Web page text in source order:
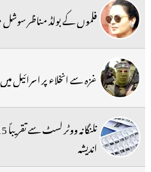
فلموں کے بولڈ مناظر سوشل
غزہ سے انخلاء پر اسرائیل
اندیشہ